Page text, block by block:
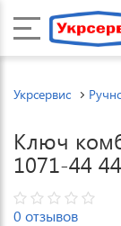
Укрсервис
Ключ
1071-44
0 отзывов